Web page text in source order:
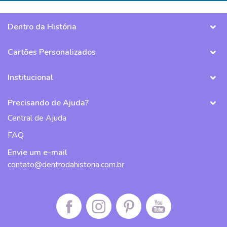
Dentro da História
Cartões Personalizados
Institucional
Precisando de Ajuda?
Central de Ajuda
FAQ
Envie um e-mail
contato@dentrodahistoria.com.br
Facebook da Dentro da História
Instagram da Dentro da História
Pinterest da Dentro da História
Canal do Youtube da